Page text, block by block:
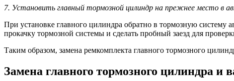
7. Установить главный тормозной цилиндр на прежнее место в
При установке главного цилиндра обратно в тормозную систему
прокачку тормозной системы и сделать пробный заезд для
Таким образом, замена ремкомплекта главного тормозного
Замена главного тормозного цилиндра и